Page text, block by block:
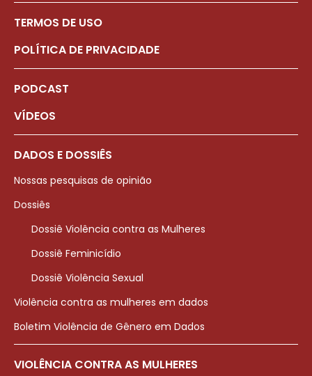
TERMOS DE USO
POLÍTICA DE PRIVACIDADE
PODCAST
VÍDEOS
DADOS E DOSSIÊS
Nossas pesquisas de opinião
Dossiês
Dossiê Violência contra as Mulheres
Dossiê Feminicídio
Dossiê Violência Sexual
Violência contra as mulheres em dados
Boletim Violência de Gênero em Dados
VIOLÊNCIA CONTRA AS MULHERES